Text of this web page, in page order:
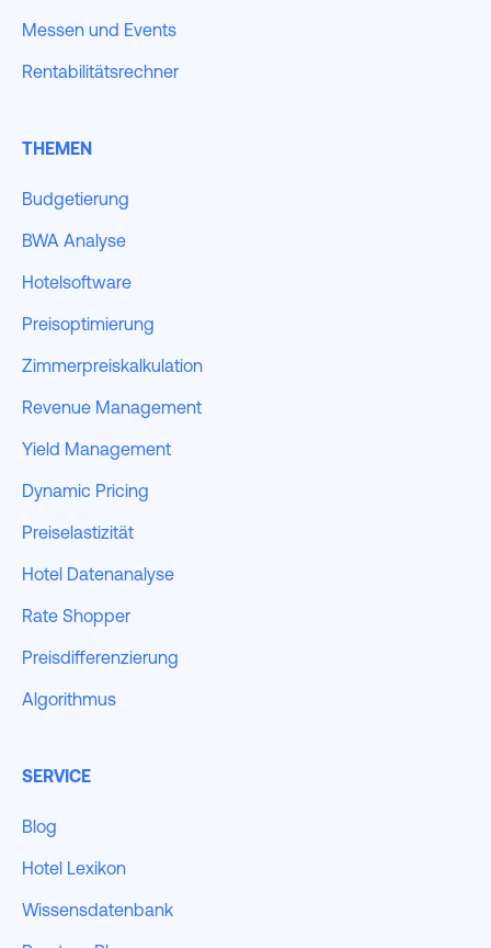
Messen und Events
Rentabilitätsrechner
THEMEN
Budgetierung
BWA Analyse
Hotelsoftware
Preisoptimierung
Zimmerpreiskalkulation
Revenue Management
Yield Management
Dynamic Pricing
Preiselastizität
Hotel Datenanalyse
Rate Shopper
Preisdifferenzierung
Algorithmus
SERVICE
Blog
Hotel Lexikon
Wissensdatenbank